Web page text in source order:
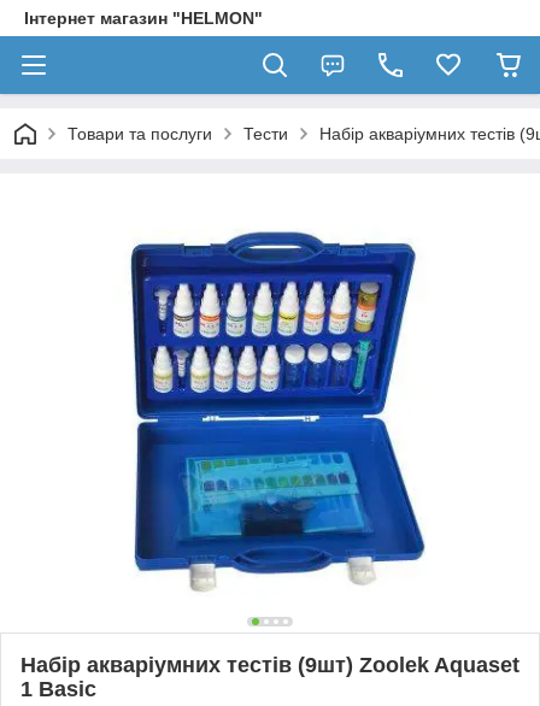
Інтернет магазин "HELMON"
Товари та послуги Тести Набір акваріумних тестів
Набір акваріумних тестів (9шт) Zoolek Aquaset
1 Basic